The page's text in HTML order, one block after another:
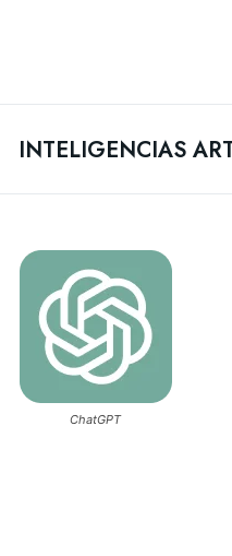
INTELIGENCIAS
ChatGPT